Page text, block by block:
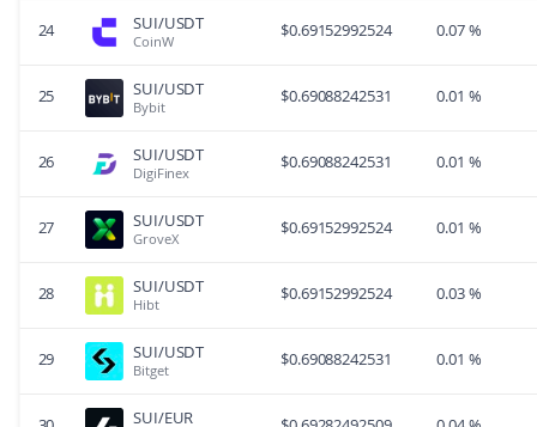
24 SUI/USDT
CoinW $0.69152992524 0.07 %
25 SUI/USDT
Bybit $0.69088242531 0.01 %
26 SUI/USDT
DigiFinex $0.69088242531 0.01 %
27 SUI/USDT
GroveX $0.69152992524 0.01 %
28 SUI/USDT
Hibt $0.69152992524 0.03 %
29 SUI/USDT
Bitget $0.69088242531 0.01 %
SUI/EUR